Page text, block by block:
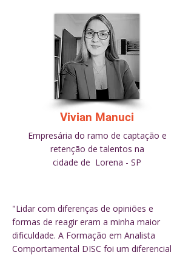
Vivian Manuci
Empresária do ramo de captação e
retenção de talentos na
cidade de Lorena - SP
"Lidar com diferenças de opiniões e
formas de reagir eram a minha maior
dificuldade. A Formação em Analista
Comportamental DISC foi um diferencial